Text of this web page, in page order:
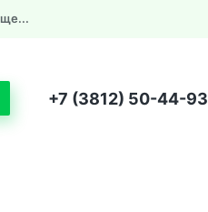
+7 (3812) 50-44-93